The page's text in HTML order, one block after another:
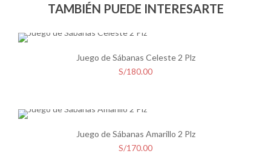
TAMBIÉN PUEDE INTERESARTE
Juego de Sábanas Celeste 2 Plz
S/180.00
Juego de Sábanas Amarillo 2 Plz
S/170.00